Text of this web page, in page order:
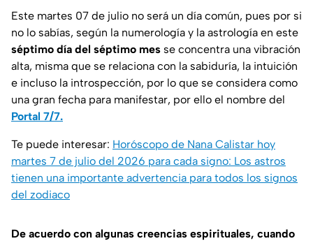
Este martes 07 de julio no será un día común, pues por si
no lo sabías, según la numerología y la astrología en este
séptimo día del séptimo mes se concentra una vibración
alta, misma que se relaciona con la sabiduría, la intuición
e incluso la introspección, por lo que se considera como
una gran fecha para manifestar, por ello el nombre del
Portal 7/7.
Te puede interesar: Horóscopo de Nana Calistar hoy
martes 7 de julio del 2026 para cada signo: Los astros
tienen una importante advertencia para todos los signos
del zodiaco
De acuerdo con algunas creencias espirituales, cuando